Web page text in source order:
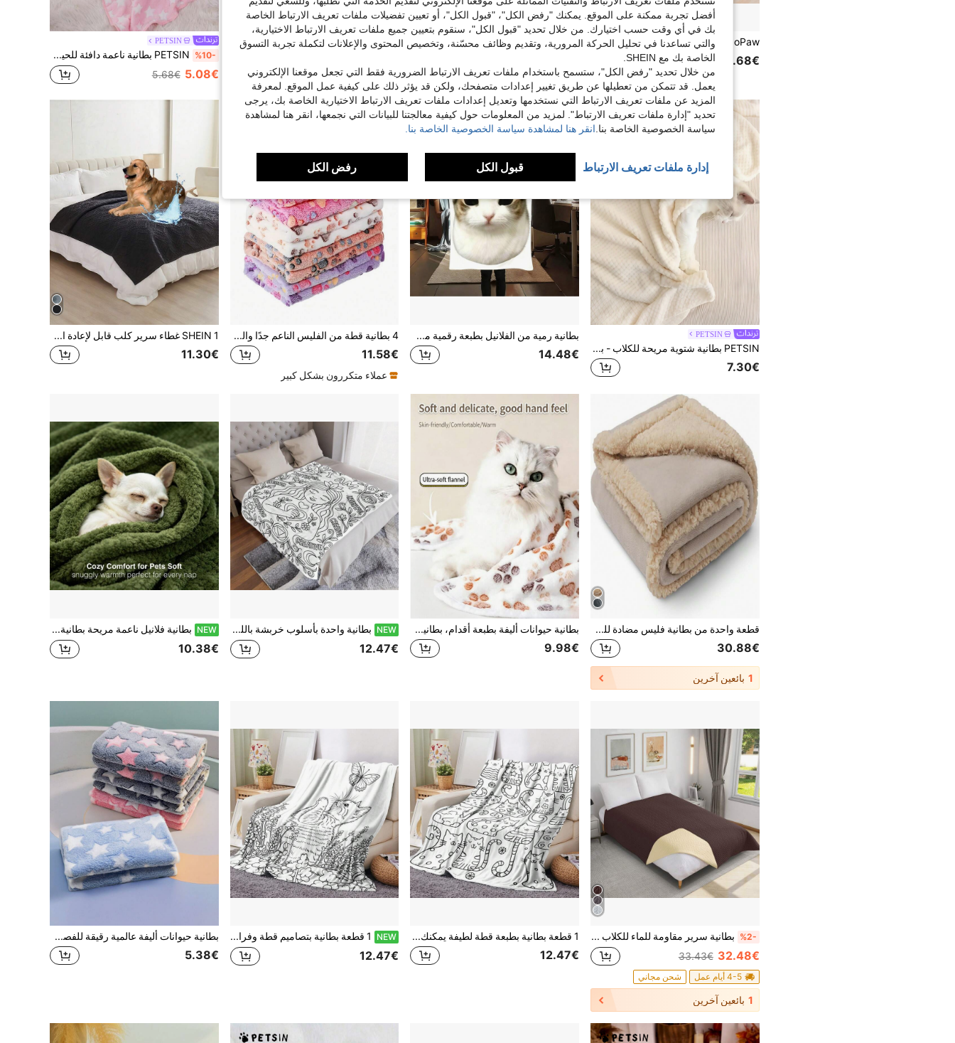
BingoPaw سرير كلب بينجوباو، حشوة هادئة للقفص مع غطاء قابل للإزالة وغسيل وقاعدة مانعة للانزلاق، أسرة حيوانات أليفة مقاومة للماء ناعمة مضادة للقلق، وسادة وسادة جرو بيج
24.68€
2 قطعة بطانيات حيوانات أليفة من صوف الحمل الفاخر، ناعمة وقابلة للغسل في الغسالة، مناسبة للكلاب الصغيرة والجراء والقطط، بطانية بطانية متينة لحماية السرير والأريكة والأثاث PETSIN
%10- PETSIN بطانية ناعمة دافئة للحيوانات الأليفة مع طباعة نجوم بيضاء على خلفية وردية، مناسبة للقطط والكلاب
5.08€
5.68€
PETSIN
PETSIN بطانية شتوية مريحة للكلاب - بطانية قطيفة ناعمة للقفص والسرير والكوخ - وسادة كلب دافئة مانعة للانزلاق للكلاب الصغيرة والمتوسطة والكبيرة - بطانية سرير قطيفي قابل للعكس للخريف والشتاء - وسادة نوم للكلاب والقطط مقاومة للماء
7.30€
بطانية رمية من الفلانيل بطبعة رقمية مسطحة بموضوع بورتريه قطة برأس كبير وإطار دائري كبير، قطعة واحدة، ناعمة وقابلة للتنفس، دافئة وخفيفة الوزن، مناسبة للتخييم وغرفة المعيشة والأريكة وقيلولة المكتب والمنزل، من المصنع مباشرة
14.48€
4 بطانية قطة من الفليس الناعم جدًا والمزخرفة بطبعات أقدام جميلة، قابلة للغسل في الغسالة، بطانية منقوشة للحيوانات الأليفة، متوفرة بألوان وأحجام متعددة، مناسبة للحيوانات الأليفة الصغيرة والمتوسطة الحجم
11.58€
عملاء متكررون بشكل كبير
SHEIN 1 غطاء سرير كلب قابل لإعادة الاستخدام مقاوم للماء، سجادة كلب، وسادة حيوانات أليفة، وسادة جرو مقاومة للماء، غطاء سرير حيوانات أليفة، وسادة حيوانات أليفة قابلة للغسل مناسبة للكلاب الكبيرة والصغيرة، غطاء سرير حيوانات أليفة فائق اللين مناسب للأثاث والأسرة والأرائك، وسادة تدريب الكلاب
11.30€
قطعة واحدة من بطانية فليس مضادة للماء ،أغطية أريكة ،بطانية حيوانات أليفة ،وسادة لأقفاص الكلاب ،وسادة أريكة ،وحصيرة سرير القطط ،وبطانية سرير الكلاب
30.88€
1 بائعين آخرين
بطانية حيوانات أليفة بطبعة أقدام، بطانية ناعمة من الفلانيل للكلاب والقطط، بطانية دافئة ومريحة للحيوانات الأليفة الصغيرة والمتوسطة، بطانية سرير حيوانات أليفة متعددة الألوان لطيفة
9.98€
NEW بطانية واحدة بأسلوب خربشة باللونين الأسود والأبيض، يمكنك رسم ألوانك الخاصة. مثالية لغرف المعيشة والأرائك وغرف النوم. مصنوعة من قماش ناعم مع طباعة رقمية
12.47€
NEW بطانية فلانيل ناعمة مريحة بطانية أريكة وسرير خفيفة الوزن بطانية قيلولة مناسبة للمكتب والسكن الجامعي وغرفة النوم بألوان أخضر وأزرق وبيج مناسبة للحيوانات الأليفة تحت 17 كجم
10.38€
%2- بطانية سرير مقاومة للماء للكلاب والقطط، بطانية سرير مزدوجة الوجه مانعة للانزلاق، بطانية حماية للأسرة والأريكة والمقعد السيارة
32.48€
33.43€
4-5 أيام عمل شحن مجاني
1 بائعين آخرين
1 قطعة بطانية بطبعة قطة لطيفة يمكنك رسم ألوانك الخاصة عليها. رائعة للسفر والتخييم وغرف المعيشة والمكاتب والأرائك والكراسي والأسرة. مصنوعة من قماش ناعم مع طباعة رقمية
12.47€
NEW 1 قطعة بطانية بتصاميم قطة وفراشة، ارسم ألوانك الخاصة. رائعة للسفر والتخييم وغرف المعيشة والمكاتب والأرائك والكراسي والأسرة. مصنوعة من قماش ناعم مع طباعة رقمية
12.47€
بطانية حيوانات أليفة عالمية رقيقة للفصول الأربعة، بطانية كلاب، بطانية قطط، تدفئة للحيوانات الأليفة، حشية عش الحيوان، المادة ناعمة وزهيدة، ب- 4 مقاسات مناسبة لأحجام الحيوانات الأليفة المختلفة، وهي بطانة رقيقة
5.38€
أفضل تجربة ممكنة على الموقع. يمكنك "رفض الكل"، "قبول الكل"، أو تعيين تفضيلات ملفات تعريف الارتباط الخاصة
بك في أي وقت حسب اختيارك. من خلال تحديد "قبول الكل"، سنقوم بتعيين جميع ملفات تعريف الارتباط الاختيارية،
والتي تساعدنا في تحليل الحركة المرورية، وتقديم وظائف محسّنة، وتخصيص المحتوى والإعلانات لتكملة تجربة التسوق
الخاصة بك مع SHEIN.
من خلال تحديد "رفض الكل"، ستسمح باستخدام ملفات تعريف الارتباط الضرورية فقط التي تجعل موقعنا الإلكتروني
يعمل. قد تتمكن من تعطيلها عن طريق تغيير إعدادات متصفحك، ولكن قد يؤثر ذلك على كيفية عمل الموقع. لمعرفة
المزيد عن ملفات تعريف الارتباط التي نستخدمها وتعديل إعدادات ملفات تعريف الارتباط الاختيارية الخاصة بك، يرجى
تحديد "إدارة ملفات تعريف الارتباط". لمزيد من المعلومات حول كيفية معالجتنا للبيانات التي نجمعها، انقر هنا لمشاهدة
سياسة الخصوصية الخاصة بنا. انقر هنا لمشاهدة سياسة الخصوصية الخاصة بنا.
إدارة ملفات تعريف الارتباط قبول الكل رفض الكل